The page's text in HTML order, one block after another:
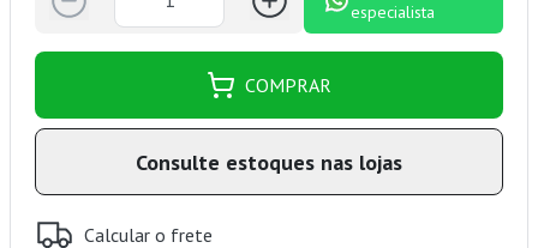
especialista
COMPRAR
Consulte estoques nas lojas
Calcular o frete